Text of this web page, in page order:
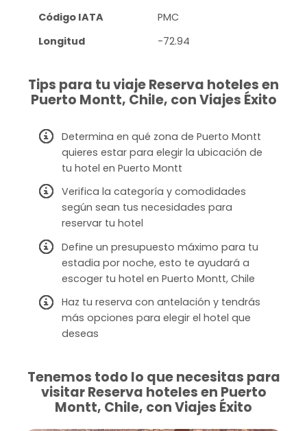
Código IATA
PMC
Longitud
-72.94
Tips para tu viaje Reserva hoteles en
Puerto Montt, Chile, con Viajes Éxito
Determina en qué zona de Puerto Montt
quieres estar para elegir la ubicación de
tu hotel en Puerto Montt
Verifica la categoría y comodidades
según sean tus necesidades para
reservar tu hotel
Define un presupuesto máximo para tu
estadia por noche, esto te ayudará a
escoger tu hotel en Puerto Montt, Chile
Haz tu reserva con antelación y tendrás
más opciones para elegir el hotel que
deseas
Tenemos todo lo que necesitas para
visitar Reserva hoteles en Puerto
Montt, Chile, con Viajes Éxito